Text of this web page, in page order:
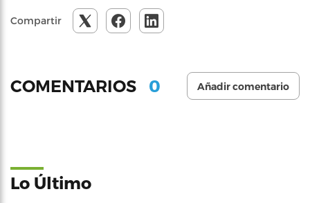
Compartir
COMENTARIOS 0 Añadir comentario
Lo Último